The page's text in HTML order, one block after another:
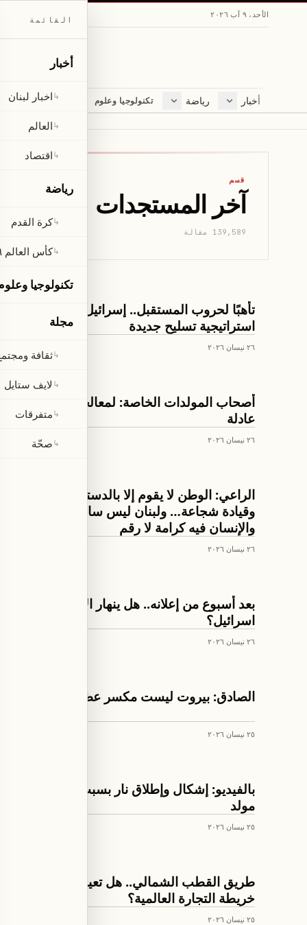
الأحد، ٩ آب ٢٠٢٦
أخبار
اخبار لبنان
رياضة
كرة القدم
تكنولوجيا وعلوم مجلة
ثقافة ومجتمع
لايف ستايل
قسم
آخر المستجدات
139,589 مقالة
العالمتأهبًا لحروب المستقبل.. إسرائيل تطلق
استراتيجية تسليح جديدة
٢٦ نيسان ٢٠٢٦
اخبار لبنان
أصحاب المولدات الخاصة: لمعالجة قانونية
عادلة
٢٦ نيسان ٢٠٢٦
اخبار لبنان
الراعي: الوطن لا يقوم إلا بالدستور والقانون
وقيادة شجاعة… ولبنان ليس ساحة بل وطن
والإنسان فيه كرامة لا رقم
٢٦ نيسان ٢٠٢٦
اخبار لبنان
بعد أسبوع من إعلانه.. هل ينهار الاتفاق مع
اسرائيل؟
٢٦ نيسان ٢٠٢٦
اخبار لبنان
الصادق: بيروت ليست مكسر عصًا لأحد
٢٥ نيسان ٢٠٢٦
اخبار لبنان
بالفيديو: إشكال وإطلاق نار بسبب تسعيرة
مولد
٢٥ نيسان ٢٠٢٦
العالم
طريق القطب الشمالي.. هل تعيد روسيا رسم
خريطة التجارة العالمية؟
٢٥ نيسان ٢٠٢٦
القائمة
أخبار
↳اخبار لبنان
↳العالم
↳اقتصاد
رياضة
↳كرة القدم
↳كأس العالم ٢٠٢٦
تكنولوجيا
مجلة
↳ثقافة
↳ لايف ستايل
↳متفرقات
↳صحّة